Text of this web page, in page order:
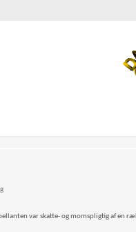
var skatte- og momspligtig af